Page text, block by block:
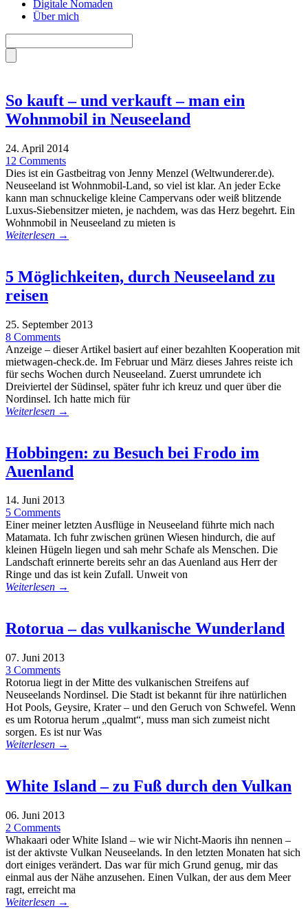
Digitale Nomaden
Über mich
So kauft – und verkauft – man ein
Wohnmobil in Neuseeland
24. April 2014
12 Comments
Dies ist ein Gastbeitrag von Jenny Menzel (Weltwunderer.de).
Neuseeland ist Wohnmobil-Land, so viel ist klar. An jeder Ecke
kann man schnuckelige kleine Campervans oder weiß blitzende
Luxus-Siebensitzer mieten, je nachdem, was das Herz begehrt. Ein
Wohnmobil in Neuseeland zu mieten is
Weiterlesen →
5 Möglichkeiten, durch Neuseeland zu
reisen
25. September 2013
8 Comments
Anzeige – dieser Artikel basiert auf einer bezahlten Kooperation mit
mietwagen-check.de. Im Februar und März dieses Jahres reiste ich
für sechs Wochen durch Neuseeland. Zuerst umrundete ich
Dreiviertel der Südinsel, später fuhr ich kreuz und quer über die
Nordinsel. Ich hatte mich für
Weiterlesen →
Hobbingen: zu Besuch bei Frodo im
Auenland
14. Juni 2013
5 Comments
Einer meiner letzten Ausflüge in Neuseeland führte mich nach
Matamata. Ich fuhr zwischen grünen Wiesen hindurch, die auf
kleinen Hügeln liegen und sah mehr Schafe als Menschen. Die
Landschaft erinnerte bereits sehr an das Auenland aus Herr der
Ringe und das ist kein Zufall. Unweit von
Weiterlesen →
Rotorua – das vulkanische Wunderland
07. Juni 2013
3 Comments
Rotorua liegt in der Mitte des vulkanischen Streifens auf
Neuseelands Nordinsel. Die Stadt ist bekannt für ihre natürlichen
Hot Pools, Geysire, Krater – und den Geruch von Schwefel. Wenn
es um Rotorua herum „qualmt“, muss man sich zumeist nicht
sorgen. Es ist nur Was
Weiterlesen →
White Island – zu Fuß durch den Vulkan
06. Juni 2013
2 Comments
Whakaari oder White Island – wie wir Nicht-Maoris ihn nennen –
ist der aktivste Vulkan Neuseelands. In den letzten Monaten hat sich
dort einiges verändert. Das war für mich Grund genug, mir das
einmal aus der Nähe anzusehen. Einen Vulkan, der aus dem Meer
ragt, erreicht ma
Weiterlesen →